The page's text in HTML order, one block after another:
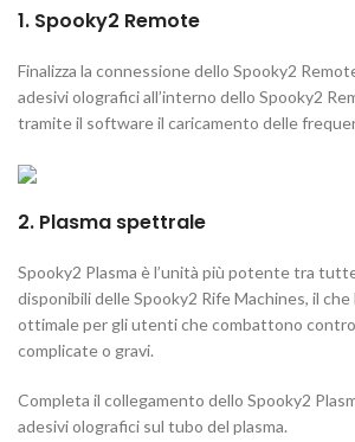
1. Spooky2 Remote
Finalizza la connessione dello Spooky2
adesivi olografici all’interno dello Spooky2
tramite il software il caricamento delle
2. Plasma spettrale
Spooky2 Plasma è l’unità più potente tra
disponibili delle Spooky2 Rife Machines, il che
ottimale per gli utenti che combattono
complicate o gravi.
Completa il collegamento dello Spooky2
adesivi olografici sul tubo del plasma.